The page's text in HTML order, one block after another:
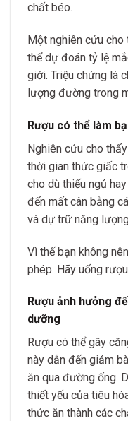
chất béo.
Một nghiên cứu
thể dự đoán tỷ lệ
giới. Triệu chứng là
lượng đường trong
Rượu có thể làm
Nghiên cứu cho
thời gian thức giấc
cho dù thiếu ngủ
đến mất cân bằng
và dự trữ năng
Vì thế bạn không
phép. Hãy uống
Rượu ảnh hưởng
dưỡng
Rượu có thể gây
này dẫn đến giảm
ăn qua đường ống.
thiết yếu của tiêu
thức ăn thành các